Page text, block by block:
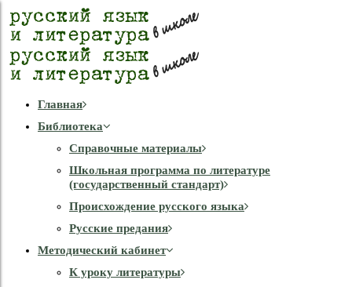
Главная
Библиотека
Справочные материалы
Школьная программа по литературе
(государственный стандарт)
Происхождение русского языка
Русские предания
Методический кабинет
К уроку литературы